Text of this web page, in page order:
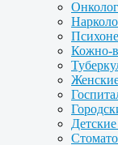
Кожно-